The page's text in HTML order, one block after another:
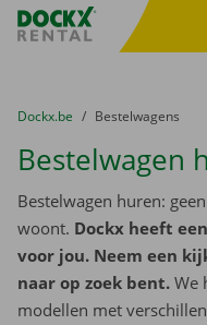
Fratello DEMO
U bevindt zich hier:
van
Dockx.be naar
Bestelwagens
Bestelwagen
Bestelwagen huren:
woont. Dockx heeft
voor jou. Neem een
naar op zoek bent. We
modellen met